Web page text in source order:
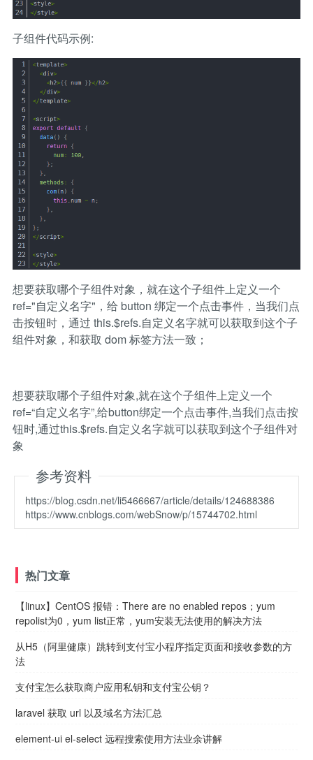
子组件代码示例:
想要获取哪个子组件对象，就在这个子组件上定义一个
ref="自定义名字"，给 button 绑定一个点击事件，当我们点
击按钮时，通过 this.$refs.自定义名字就可以获取到这个子
组件对象，和获取 dom 标签方法一致；
想要获取哪个子组件对象,就在这个子组件上定义一个
ref=“自定义名字”,给button绑定一个点击事件,当我们点击按
钮时,通过this.$refs.自定义名字就可以获取到这个子组件对
象
参考资料
https://blog.csdn.net/li5466667/article/details/124688386
https://www.cnblogs.com/webSnow/p/15744702.html
热门文章
【linux】CentOS 报错：There are no enabled repos；yum
repolist为0，yum list正常，yum安装无法使用的解决方法
从H5（阿里健康）跳转到支付宝小程序指定页面和接收参数的方
法
支付宝怎么获取商户应用私钥和支付宝公钥？
laravel 获取 url 以及域名方法汇总
element-ui el-select 远程搜索使用方法业余讲解